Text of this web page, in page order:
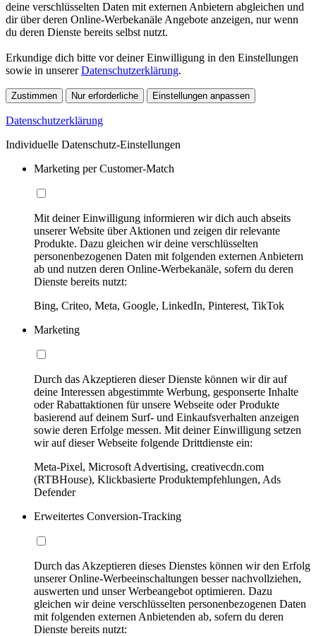
deine verschlüsselten Daten mit externen Anbietern abgleichen und
dir über deren Online-Werbekanäle Angebote anzeigen, nur wenn
du deren Dienste bereits selbst nutzt.
Erkundige dich bitte vor deiner Einwilligung in den Einstellungen
sowie in unsererDatenschutzerklärung.
Zustimmen Nur erforderliche Einstellungen anpassen
Datenschutzerklärung
Individuelle Datenschutz-Einstellungen
Marketing per Customer-Match
Mit deiner Einwilligung informieren wir dich auch abseits
unserer Website über Aktionen und zeigen dir relevante
Produkte. Dazu gleichen wir deine verschlüsselten
personenbezogenen Daten mit folgenden externen Anbietern
ab und nutzen deren Online-Werbekanäle, sofern du deren
Dienste bereits nutzt:
Bing, Criteo, Meta, Google, LinkedIn, Pinterest, TikTok
Marketing
Durch das Akzeptieren dieser Dienste können wir dir auf
deine Interessen abgestimmte Werbung, gesponserte Inhalte
oder Rabattaktionen für unsere Webseite oder Produkte
basierend auf deinem Surf- und Einkaufsverhalten anzeigen
sowie deren Erfolge messen. Mit deiner Einwilligung setzen
wir auf dieser Webseite folgende Drittdienste ein:
Meta-Pixel, Microsoft Advertising, creativecdn.com
(RTBHouse), Klickbasierte Produktempfehlungen, Ads
Defender
Erweitertes Conversion-Tracking
Durch das Akzeptieren dieses Dienstes können wir den Erfolg
unserer Online-Werbeeinschaltungen besser nachvollziehen,
auswerten und unser Werbeangebot optimieren. Dazu
gleichen wir deine verschlüsselten personenbezogenen Daten
mit folgenden externen Anbietenden ab, sofern du deren
Dienste bereits nutzt: